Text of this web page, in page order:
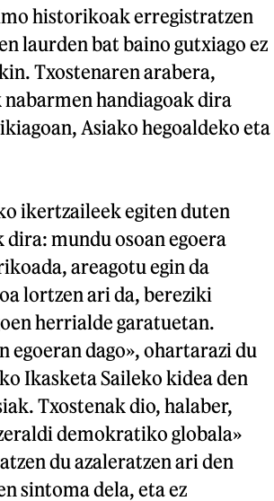
historikoak erregistratzen
laurden bat baino gutxiago ez
Txostenaren arabera,
handiagoak dira
Asiako hegoaldeko eta
ikertzaileek egiten duten
mundu osoan egoera
areagotu egin da
lortzen ari da, bereziki
herrialde garatuetan.
egoeran dago», ohartarazi du
Ikasketa Saileko kidea den
Txostenak dio, halaber,
demokratiko globala»
du azaleratzen ari den
sintoma dela, eta ez